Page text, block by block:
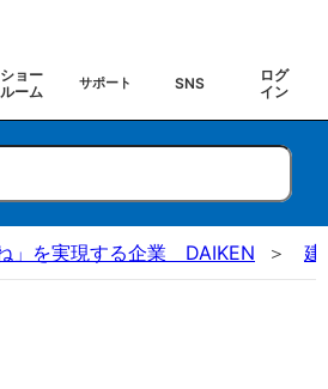
ショー
ルーム
サポート SNS
ログ
イン
」を実現する企業 DAIKEN 建